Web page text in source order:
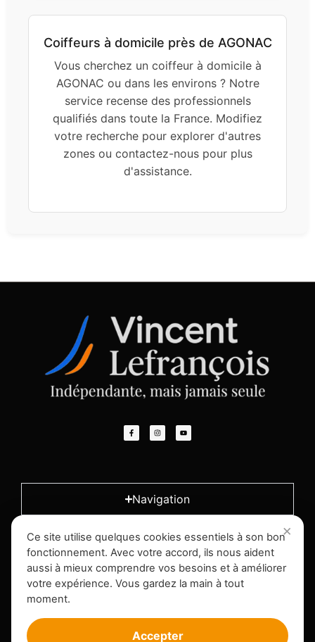
Coiffeurs à domicile près de AGONAC
Vous cherchez un coiffeur à domicile à
AGONAC ou dans les environs ? Notre
service recense des professionnels
qualifiés dans toute la France. Modifiez
votre recherche pour explorer d'autres
zones ou contactez-nous pour plus
d'assistance.
Navigation
L'entreprise
Infos légales
Ce site utilise quelques cookies essentiels à son bon
fonctionnement. Avec votre accord, ils nous aident
aussi à mieux comprendre vos besoins et à améliorer
votre expérience. Vous gardez la main à tout
moment.
Accepter